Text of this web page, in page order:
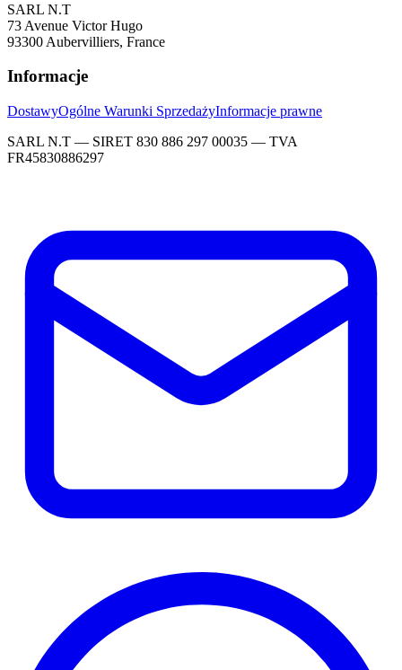
SARL N.T
73 Avenue Victor Hugo
93300 Aubervilliers, France
Informacje
DostawyOgólne Warunki SprzedażyInformacje prawne
SARL N.T — SIRET 830 886 297 00035 — TVA
FR45830886297